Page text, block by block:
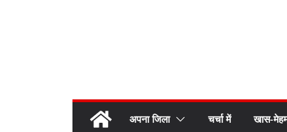
अपना जिला चर्चा में खास-